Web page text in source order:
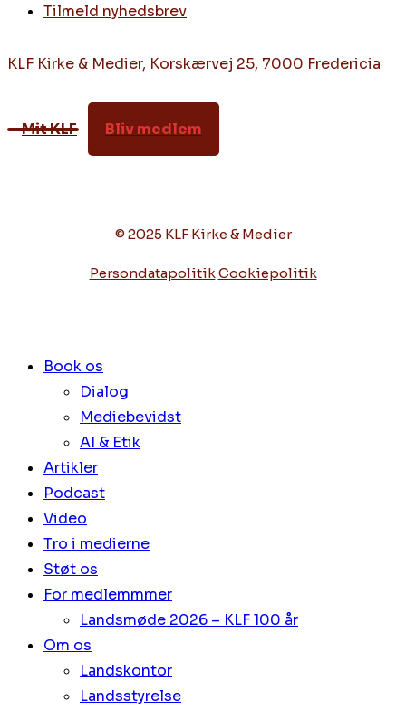
Tilmeld nyhedsbrev
KLF Kirke & Medier, Korskærvej 25, 7000 Fredericia
Mit KLF Bliv medlem
© 2025 KLF Kirke & Medier
PersondatapolitikCookiepolitik
Book os
Dialog
Mediebevidst
AI & Etik
Artikler
Podcast
Video
Tro i medierne
Støt os
For medlemmmer
Landsmøde 2026 – KLF 100 år
Om os
Landskontor
Landsstyrelse